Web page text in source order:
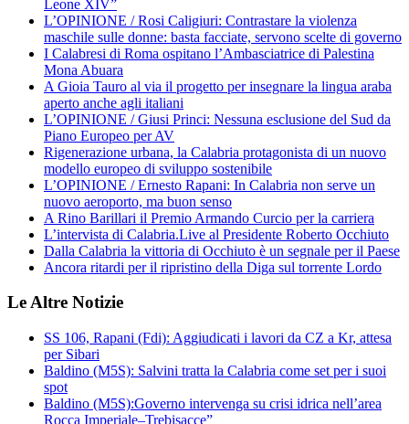
Leone XIV”
L’OPINIONE / Rosi Caligiuri: Contrastare la violenza
maschile sulle donne: basta facciate, servono scelte di governo
I Calabresi di Roma ospitano l’Ambasciatrice di Palestina
Mona Abuara
A Gioia Tauro al via il progetto per insegnare la lingua araba
aperto anche agli italiani
L’OPINIONE / Giusi Princi: Nessuna esclusione del Sud da
Piano Europeo per AV
Rigenerazione urbana, la Calabria protagonista di un nuovo
modello europeo di sviluppo sostenibile
L’OPINIONE / Ernesto Rapani: In Calabria non serve un
nuovo aeroporto, ma buon senso
A Rino Barillari il Premio Armando Curcio per la carriera
L’intervista di Calabria.Live al Presidente Roberto Occhiuto
Dalla Calabria la vittoria di Occhiuto è un segnale per il Paese
Ancora ritardi per il ripristino della Diga sul torrente Lordo
Le Altre Notizie
SS 106, Rapani (Fdi): Aggiudicati i lavori da CZ a Kr, attesa
per Sibari
Baldino (M5S): Salvini tratta la Calabria come set per i suoi
spot
Baldino (M5S):Governo intervenga su crisi idrica nell’area
Rocca Imperiale–Trebisacce”